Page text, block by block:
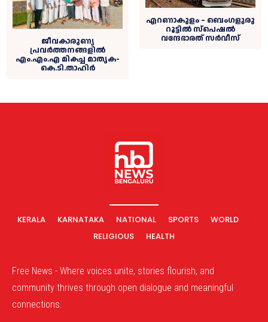
ജീവകാരുണ്യ
പ്രവര്‍ത്തനങ്ങളില്‍
എം.എം.എ മികച്ച മാതൃക-
കെ.ടി.താഹിര്‍
എറണാകുളം – ബെംഗളൂരു
റൂട്ടിൽ സ്പെഷൽ
വന്ദേഭാരത് സർവീസ്
KERALA KARNATAKA NATIONAL SPORTS
WORLD
RELIGIOUS
HEALTH
Free News - Where voices unite, stories flourish, and
community thrives through open dialogue and meaningful
connections.